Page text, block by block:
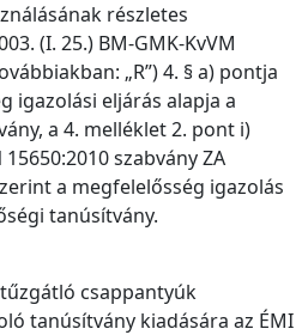
részletes
(I. 25.) BM-GMK-KvVM
„R”) 4. § a) pontja
igazolási eljárás alapja a
a 4. melléklet 2. pont i)
szabvány ZA
a megfelelősség igazolás
tanúsítvány.
csappantyúk
tanúsítvány kiadására az ÉMI